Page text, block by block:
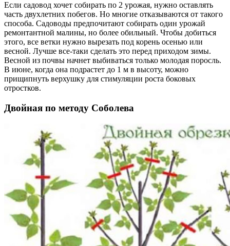
Если садовод хочет собирать по 2 урожая, нужно оставлять
часть двухлетних побегов. Но многие отказываются от такого
способа. Садоводы предпочитают собирать один урожай
ремонтантной малины, но более обильный. Чтобы добиться
этого, все ветки нужно вырезать под корень осенью или
весной. Лучше все-таки сделать это перед приходом зимы.
Весной из почвы начнет выбиваться только молодая поросль.
В июне, когда она подрастет до 1 м в высоту, можно
прищипнуть верхушку для стимуляции роста боковых
отростков.
Двойная по методу Соболева